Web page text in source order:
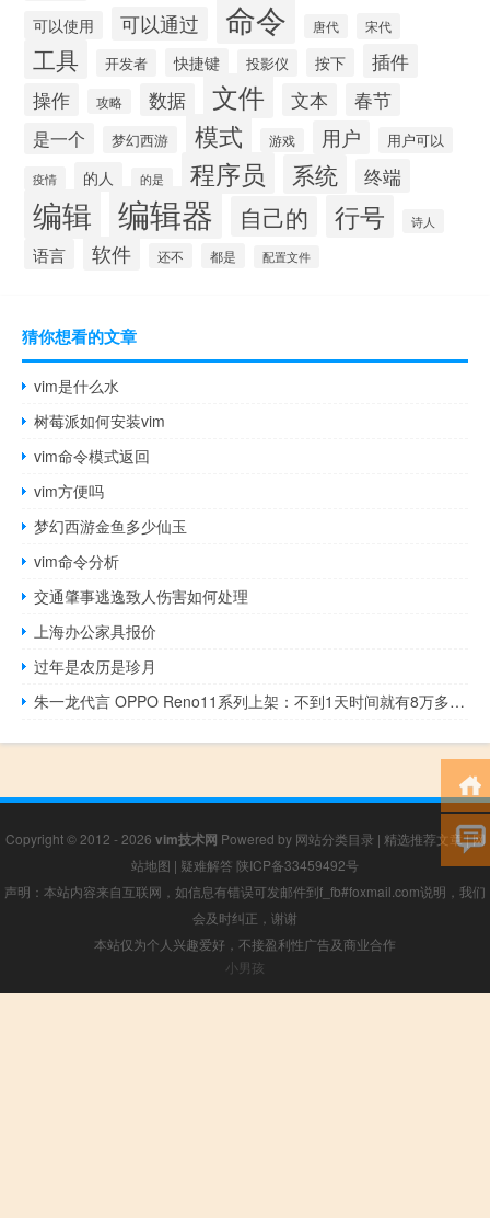
可以使用 可以通过 命令 唐代 宋代
工具 开发者 快捷键 投影仪 按下 插件
操作 攻略 数据 文件 文本 春节
是一个 梦幻西游 模式 游戏 用户 用户可以
疫情 的人 的是 程序员 系统 终端
编辑 编辑器 自己的 行号 诗人
语言 软件 还不 都是 配置文件
猜你想看的文章
vim是什么水
树莓派如何安装vim
vim命令模式返回
vim方便吗
梦幻西游金鱼多少仙玉
vim命令分析
交通肇事逃逸致人伤害如何处理
上海办公家具报价
过年是农历是珍月
朱一龙代言 OPPO Reno11系列上架：不到1天时间就有8万多人预约
Copyright © 2012 - 2026 vim技术网 Powered by 网站分类目录 | 精选推荐文章|网
站地图 | 疑难解答 陕ICP备33459492号
声明：本站内容来自互联网，如信息有错误可发邮件到f_fb#foxmail.com说明，我们
会及时纠正，谢谢
本站仅为个人兴趣爱好，不接盈利性广告及商业合作
小男孩